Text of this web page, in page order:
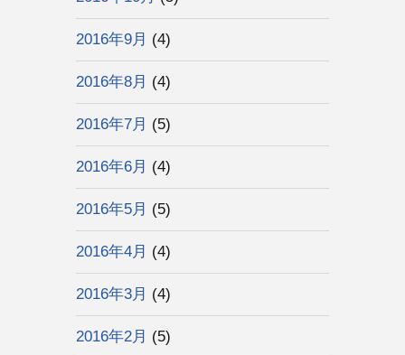
2016年9月 (4)
2016年8月 (4)
2016年7月 (5)
2016年6月 (4)
2016年5月 (5)
2016年4月 (4)
2016年3月 (4)
2016年2月 (5)